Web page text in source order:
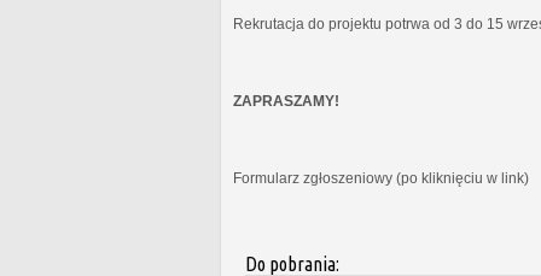
Rekrutacja do projektu potrwa od 3 do 15
ZAPRASZAMY!
Formularz zgłoszeniowy (po kliknięciu w link)
Do pobrania: